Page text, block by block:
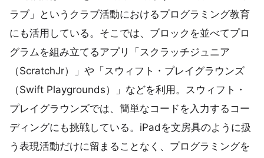
ラブ」というクラブ活動におけるプログラミング教育
にも活用している。そこでは、ブロックを並べてプロ
グラムを組み立てるアプリ「スクラッチジュニア
（ScratchJr）」や「スウィフト・プレイグラウンズ
（Swift Playgrounds）」などを利用。スウィフト・
プレイグラウンズでは、簡単なコードを入力するコー
ディングにも挑戦している。iPadを文房具のように扱
う表現活動だけに留まることなく、プログラミングを